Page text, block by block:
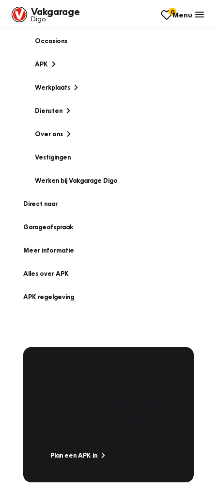
Vakgarage
Digo
0Menu
Occasions
APK
Werkplaats
Diensten
Over ons
Vestigingen
Werken bij Vakgarage Digo
Direct naar
Garageafspraak
Meer informatie
Alles over APK
APK regelgeving
Plan een APK in